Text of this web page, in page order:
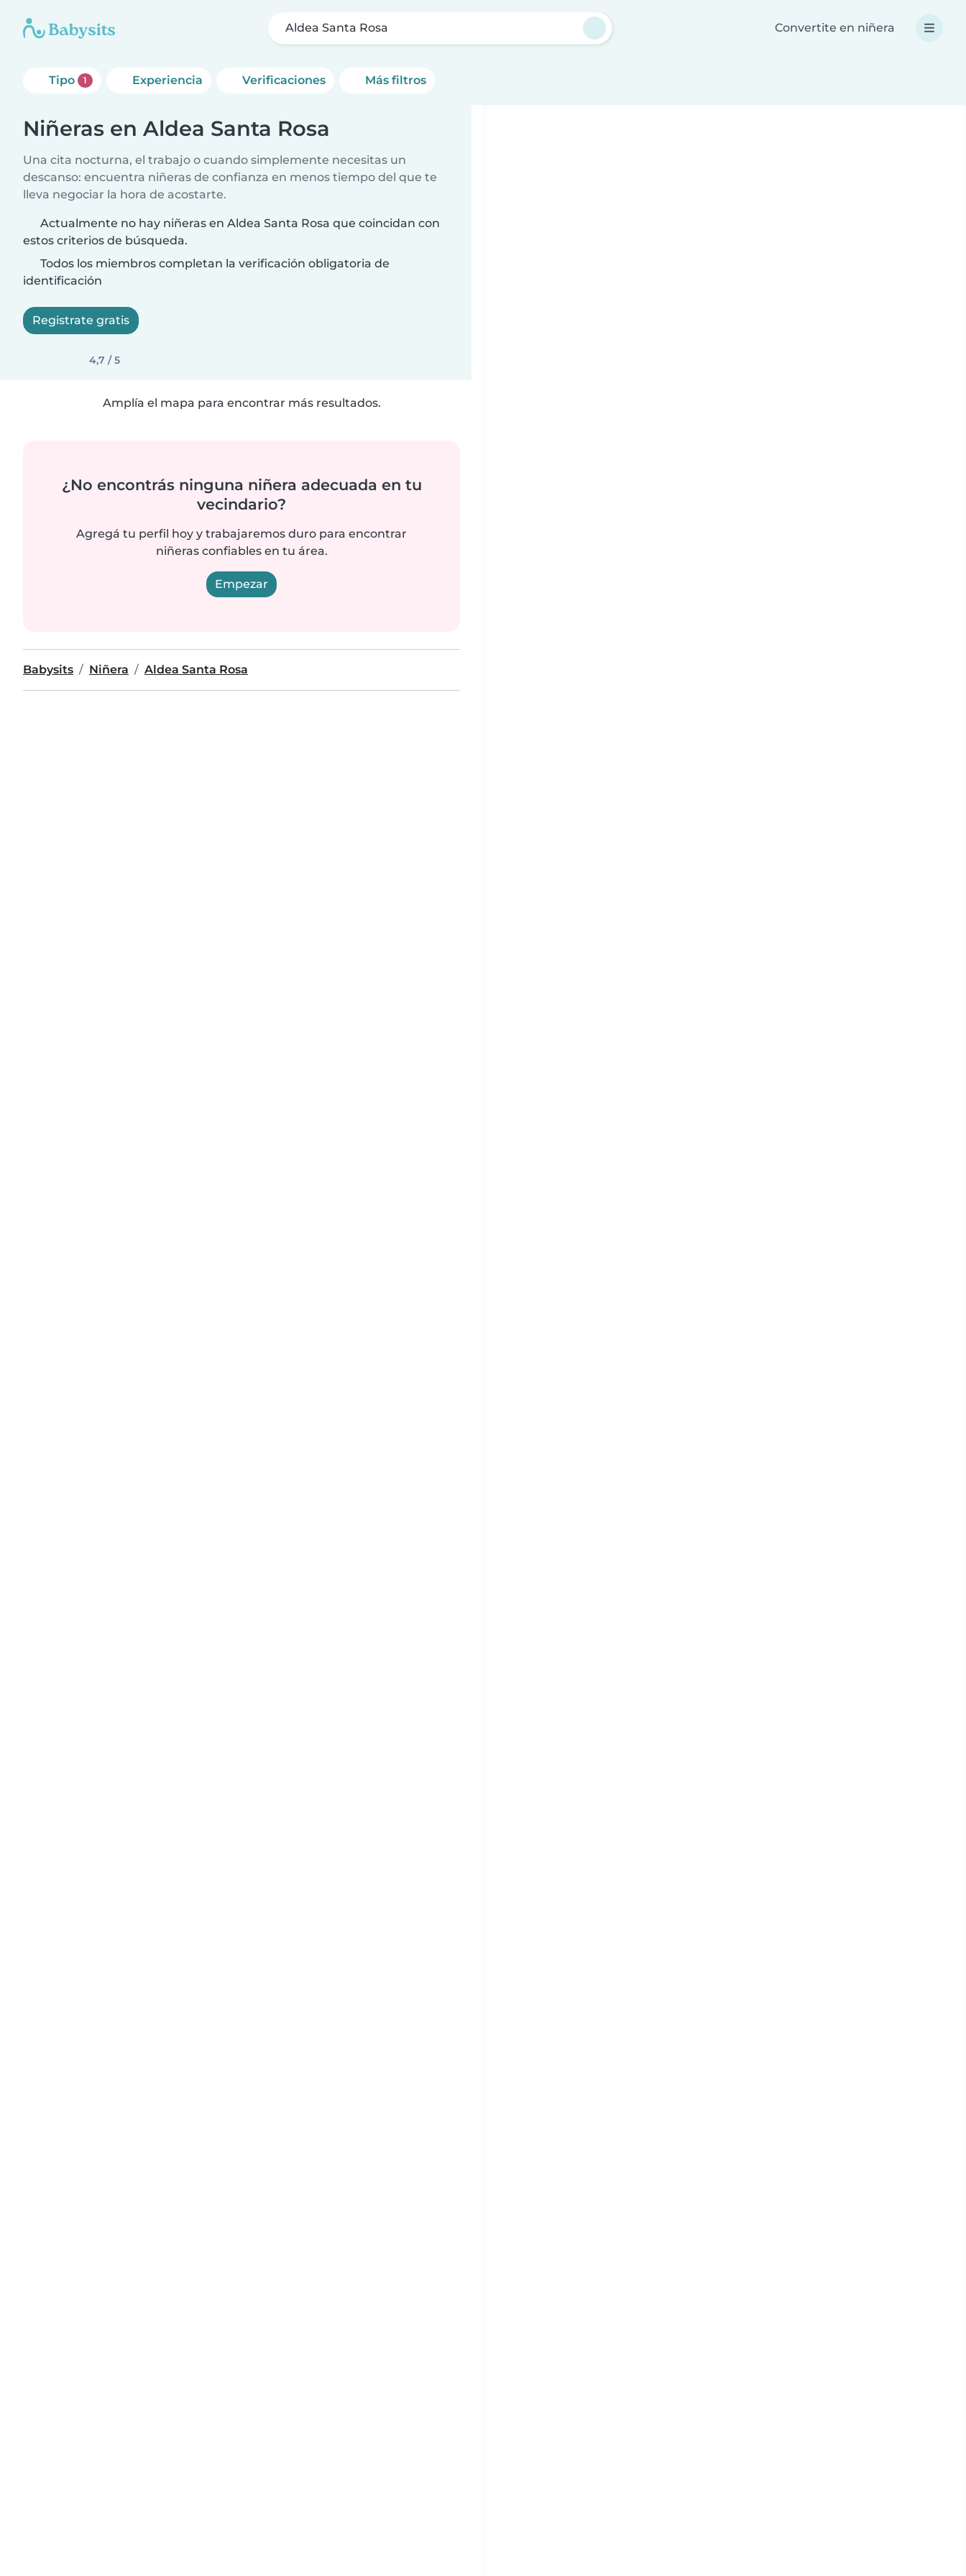
Aldea Santa Rosa Convertite en niñera
Tipo 1 Experiencia Verificaciones Más filtros
Niñeras en Aldea Santa Rosa
Una cita nocturna, el trabajo o cuando simplemente necesitas un
descanso: encuentra niñeras de confianza en menos tiempo del que te
lleva negociar la hora de acostarte.
Actualmente no hay niñeras en Aldea Santa Rosa que coincidan con
estos criterios de búsqueda.
Todos los miembros completan la verificación obligatoria de
identificación
Registrate gratis
4,7 / 5
Amplía el mapa para encontrar más resultados.
¿No encontrás ninguna niñera adecuada en tu
vecindario?
Agregá tu perfil hoy y trabajaremos duro para encontrar
niñeras confiables en tu área.
Empezar
Babysits Niñera Aldea Santa Rosa